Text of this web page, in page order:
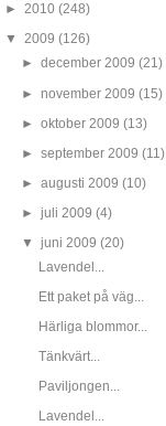
►2010(248)
▼2009(126)
►december 2009(21)
►november 2009(15)
►oktober 2009(13)
►september 2009(11)
►augusti 2009(10)
►juli 2009(4)
▼juni 2009(20)
Lavendel...
Ett paket på väg...
Härliga blommor...
Tänkvärt...
Paviljongen...
Lavendel...